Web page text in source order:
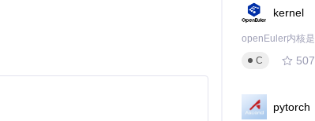
kernel
C
507
pytorch